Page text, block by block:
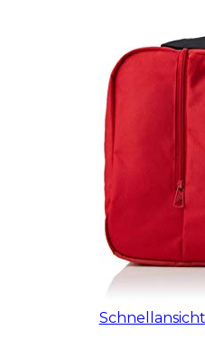
Schnellansicht